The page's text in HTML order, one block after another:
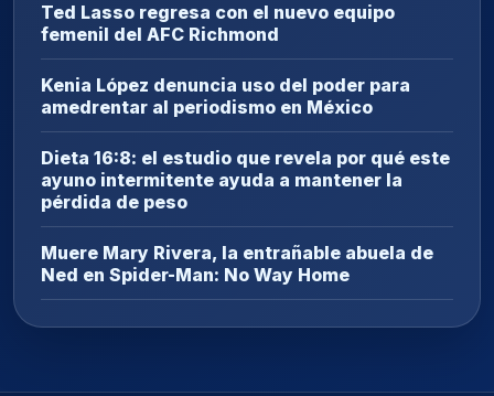
Ted Lasso regresa con el nuevo equipo
femenil del AFC Richmond
Kenia López denuncia uso del poder para
amedrentar al periodismo en México
Dieta 16:8: el estudio que revela por qué este
ayuno intermitente ayuda a mantener la
pérdida de peso
Muere Mary Rivera, la entrañable abuela de
Ned en Spider-Man: No Way Home